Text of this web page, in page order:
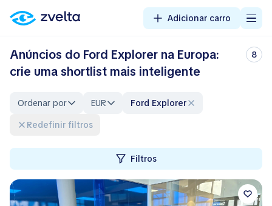
Adicionar carro
Anúncios do Ford Explorer na Europa:
crie uma shortlist mais inteligente
8
Ordenar por EUR
Ford Explorer
Redefinir filtros
Filtros